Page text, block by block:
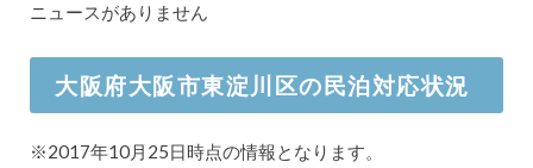
ニュースがありません
大阪府大阪市東淀川区の民泊対応状況
※2017年10月25日時点の情報となります。